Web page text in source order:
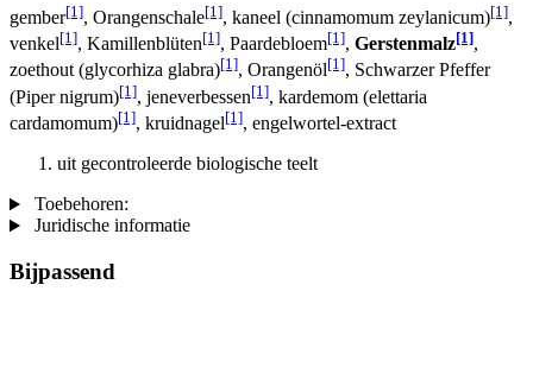
gember[1], Orangenschale[1], kaneel (cinnamomum zeylanicum)[1],
venkel[1], Kamillenblüten[1], Paardebloem[1], Gerstenmalz[1],
zoethout (glycorhiza glabra)[1], Orangenöl[1], Schwarzer Pfeffer
(Piper nigrum)[1], jeneverbessen[1], kardemom (elettaria
cardamomum)[1], kruidnagel[1], engelwortel-extract
uit gecontroleerde biologische teelt
Toebehoren:
Juridische informatie
Bijpassend